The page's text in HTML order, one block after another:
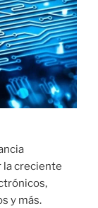
la creciente
y más.